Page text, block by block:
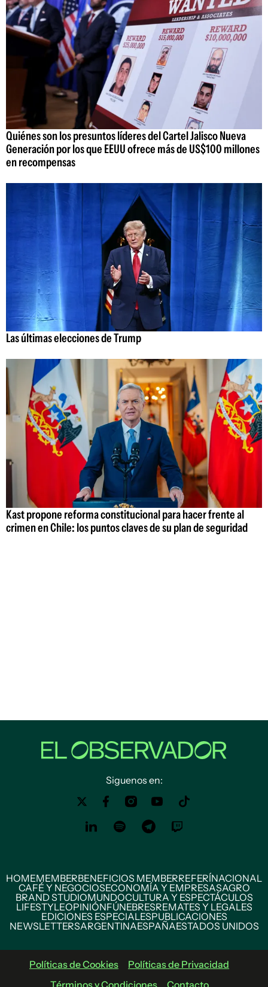
Quiénes son los presuntos líderes del Cartel Jalisco Nueva
Generación por los que EEUU ofrece más de US$100 millones
en recompensas
Las últimas elecciones de Trump
Kast propone reforma constitucional para hacer frente al
crimen en Chile: los puntos claves de su plan de seguridad
Siguenos en:
HOMEMEMBERBENEFICIOS MEMBERREFERÍNACIONAL
CAFÉ Y NEGOCIOSECONOMÍA Y EMPRESASAGRO
BRAND STUDIOMUNDOCULTURA Y ESPECTÁCULOS
LIFESTYLEOPINIÓNFÚNEBRESREMATES Y LEGALES
EDICIONES ESPECIALESPUBLICACIONES
NEWSLETTERSARGENTINAESPAÑAESTADOS UNIDOS
Políticas de Cookies
Políticas de Privacidad
Términos y Condiciones
Contacto